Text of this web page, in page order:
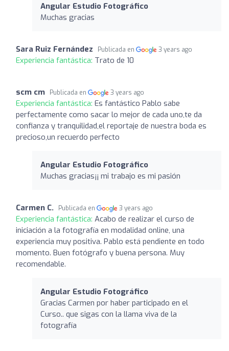
Angular Estudio Fotográfico
Muchas gracias
Sara Ruiz Fernández Publicada en 3 years ago
Experiencia fantástica: Trato de 10
scm cm Publicada en 3 years ago
Experiencia fantástica: Es fantástico Pablo sabe
perfectamente como sacar lo mejor de cada uno,te da
confianza y tranquilidad,el reportaje de nuestra boda es
precioso,un recuerdo perfecto
Angular Estudio Fotográfico
Muchas gracias¡¡ mi trabajo es mi pasión
Carmen C. Publicada en 3 years ago
Experiencia fantástica: Acabo de realizar el curso de
iniciación a la fotografía en modalidad online, una
experiencia muy positiva. Pablo está pendiente en todo
momento. Buen fotógrafo y buena persona. Muy
recomendable.
Angular Estudio Fotográfico
Gracias Carmen por haber participado en el
Curso.. que sigas con la llama viva de la
fotografía